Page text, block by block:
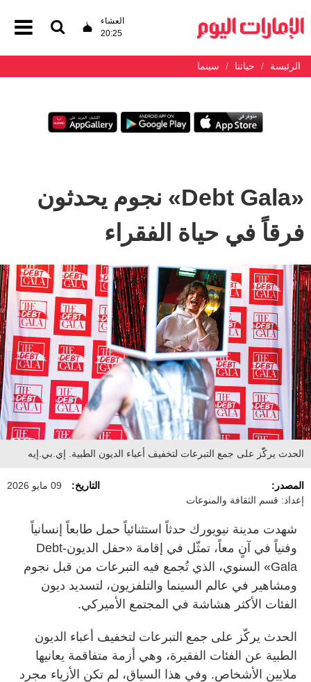
العشاء
20:25
الرئيسة حياتنا سينما
«Debt Gala» نجوم يحدثون
فرقاً في حياة الفقراء
الحدث يركّّز على جمع التبرعات لتخفيف أعباء الديون الطبية. إي.بي.إيه
المصدر:
إعداد: قسم الثقافة والمنوعات
التاريخ: 09 مايو 2026
شهدت مدينة نيويورك حدثاً استثنائياً حمل طابعاً إنسانياً
وفنياً في آنٍ معاً، تمثّل في إقامة «حفل الديون-Debt
Gala» السنوي، الذي تُجمع فيه التبرعات من قبل نجوم
ومشاهير في عالم السينما والتلفزيون، لتسديد ديون
الفئات الأكثر هشاشة في المجتمع الأميركي.
الحدث يركّز على جمع التبرعات لتخفيف أعباء الديون
الطبية عن الفئات الفقيرة، وهي أزمة متفاقمة يعانيها
ملايين الأشخاص. وفي هذا السياق، لم تكن الأزياء مجرد